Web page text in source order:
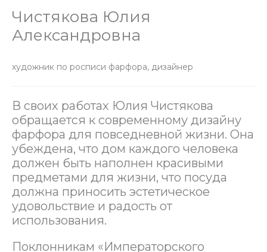
Чистякова Юлия
Александровна
художник по росписи фарфора, дизайнер
В своих работах Юлия Чистякова
обращается к современному дизайну
фарфора для повседневной жизни. Она
убеждена, что дом каждого человека
должен быть наполнен красивыми
предметами для жизни, что посуда
должна приносить эстетическое
удовольствие и радость от
использования.
Поклонникам «Императорского